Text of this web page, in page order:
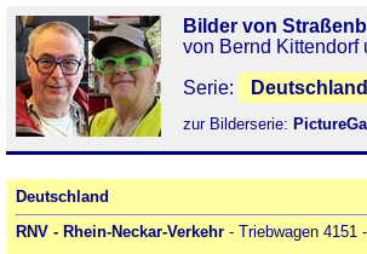
Bilder von
von Bernd Kittendorf
Serie:
zur Bilderserie:
Deutschland
RNV - Rhein-Neckar-Verkehr - Triebwagen 4151